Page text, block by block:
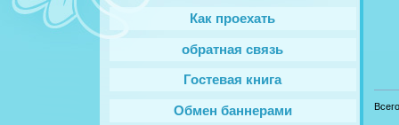
Как проехать
обратная связь
Гостевая книга
Обмен баннерами